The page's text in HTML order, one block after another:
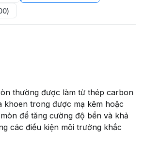
thường được làm từ thép carbon
khoen trong được mạ kẽm hoặc
để tăng cường độ bền và khả
các điều kiện môi trường khắc